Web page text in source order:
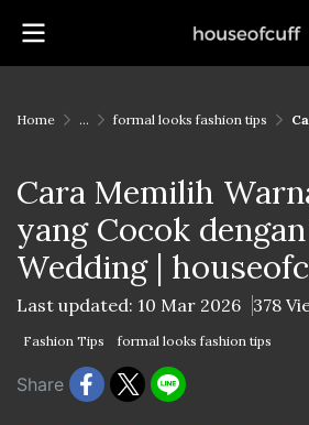
Home ... formal looks fashion tips Cara
Cara Memilih
yang Cocok
Wedding |
Last updated: 10 Mar 2026 378
Fashion Tips formal looks fashion tips
Share